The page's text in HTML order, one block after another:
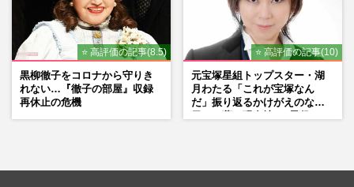
⭐ 高評価の記事(8.5)
黒柳徹子をコロナから守りき
れない…『徹子の部屋』収録
再休止の危機
⭐ 高評価の記事(10)
元宝塚星組トップスター・湖
月わたる「これが宝塚なん
だ」振り返るかけがえのない